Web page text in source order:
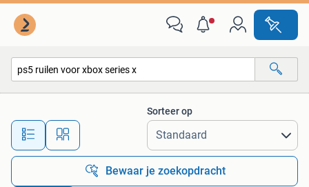
Alle afstanden…
Sorteer op
Bewaar je zoekopdracht